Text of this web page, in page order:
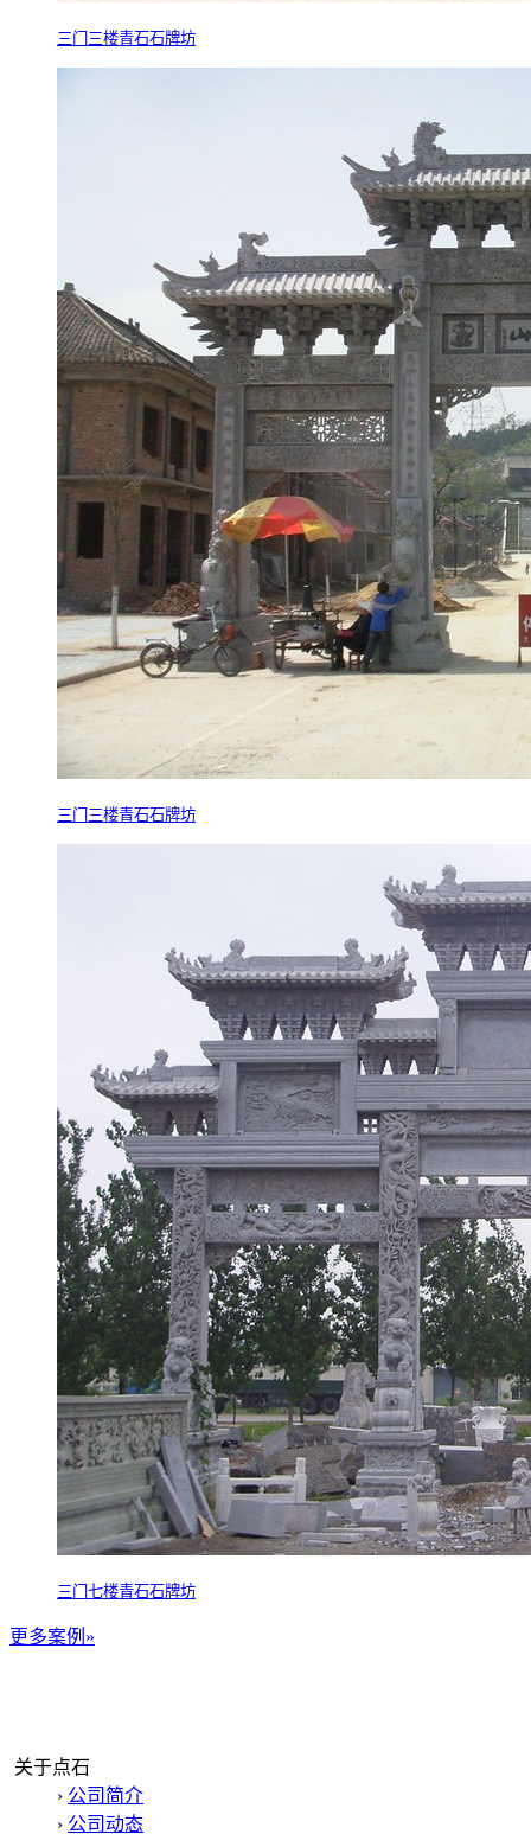
三门三楼青石石牌坊
三门三楼青石石牌坊
三门七楼青石石牌坊
更多案例»
关于点石
› 公司简介
› 公司动态